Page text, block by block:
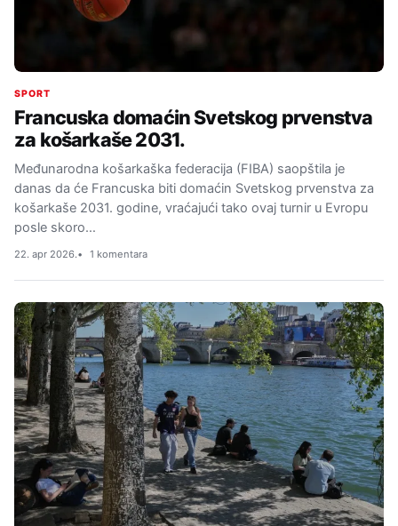
SPORT
Francuska domaćin Svetskog prvenstva
za košarkaše 2031.
Međunarodna košarkaška federacija (FIBA) saopštila je
danas da će Francuska biti domaćin Svetskog prvenstva za
košarkaše 2031. godine, vraćajući tako ovaj turnir u Evropu
posle skoro…
22. apr 2026. 1 komentara